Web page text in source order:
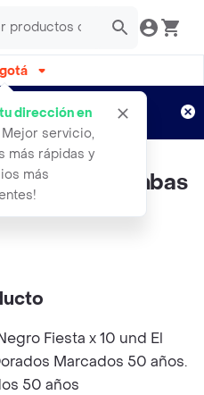
dirección en
Mejor servicio,
más rápidas y
más
semanas
Aplican TyC
Bombas
Fiesta x 10 und El
Marcados 50 años.
50 años